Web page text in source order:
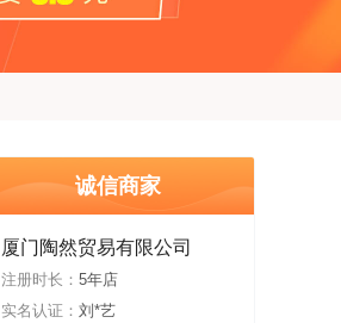
诚信商家
厦门陶然贸易有限公司
注册时长： 5年店
实名认证： 刘*艺